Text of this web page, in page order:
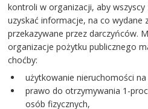
kontroli w organizacji, aby
uzyskać informacje, na co wydane
przekazywane przez darczyńców.
organizacje pożytku publicznego
choćby:
użytkowanie nieruchomości
prawo do otrzymywania 1-
osób fizycznych,